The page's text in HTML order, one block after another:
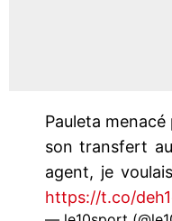
Pauleta
son transfert au
agent, je
https://t.co/